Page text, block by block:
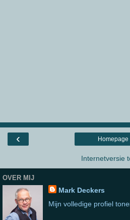
‹ Homepage
Internetversie
OVER MIJ
Mark Deckers
Mijn volledige profiel